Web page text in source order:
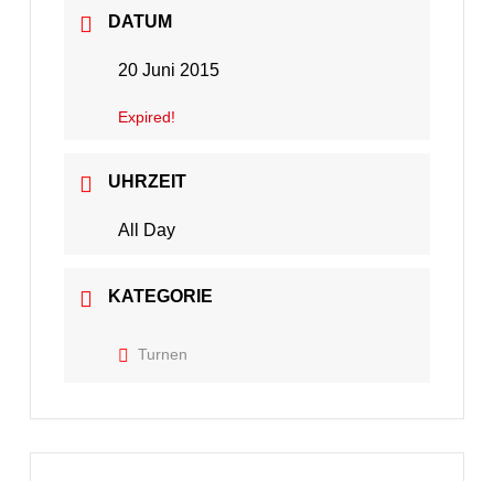
DATUM
20 Juni 2015
Expired!
UHRZEIT
All Day
KATEGORIE
Turnen